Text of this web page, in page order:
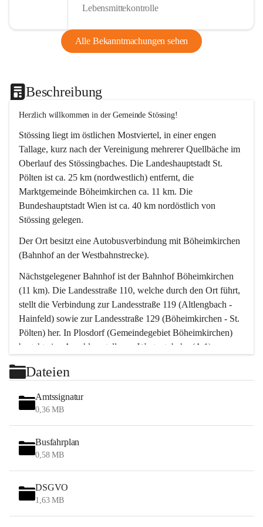
Lebensmittekontrolle
Alle Bekanntmachungen sehen
Beschreibung
Herzlich willkommen in der Gemeinde Stössing!
Stössing liegt im östlichen Mostviertel, in einer engen
Tallage, kurz nach der Vereinigung mehrerer Quellbäche im
Oberlauf des Stössingbaches. Die Landeshauptstadt St.
Pölten ist ca. 25 km (nordwestlich) entfernt, die
Marktgemeinde Böheimkirchen ca. 11 km. Die
Bundeshauptstadt Wien ist ca. 40 km nordöstlich von
Stössing gelegen.
Der Ort besitzt eine Autobusverbindung mit Böheimkirchen
(Bahnhof an der Westbahnstrecke).
Nächstgelegener Bahnhof ist der Bahnhof Böheimkirchen
(11 km). Die Landesstraße 110, welche durch den Ort führt,
stellt die Verbindung zur Landesstraße 119 (Altlengbach -
Hainfeld) sowie zur Landesstraße 129 (Böheimkirchen - St.
Pölten) her. In Plosdorf (Gemeindegebiet Böheimkirchen)
besteht eine Anschlussstelle zur Westautobahn (A 1).
Wien erreicht man in ca. 45 Minuten.
Stössing zählt noch zum Naherholungsraum Wien sowie
zum Naherholungsraum St. Pölten. Viele Bauernhöfe hatten
„ihre Wiener“. Seit 1960 bauten viele Wiener
Wochenendhäuser im Gemeindegebiet. Wegen des
waldreichen Jagdgebietes haben viele Jagdpächter ihre
Das Wandern ist aus touristischer Sicht die bedeutendste
Tätigkeit. Das hügelige Gebiet mit Wanderwegen durch
Wiesen, Wälder und Obstkulturen lädt dazu ein. Gefördert
Dateien
Amtssignatur
0,36 MB
Busfahrplan
0,58 MB
DSGVO
1,63 MB